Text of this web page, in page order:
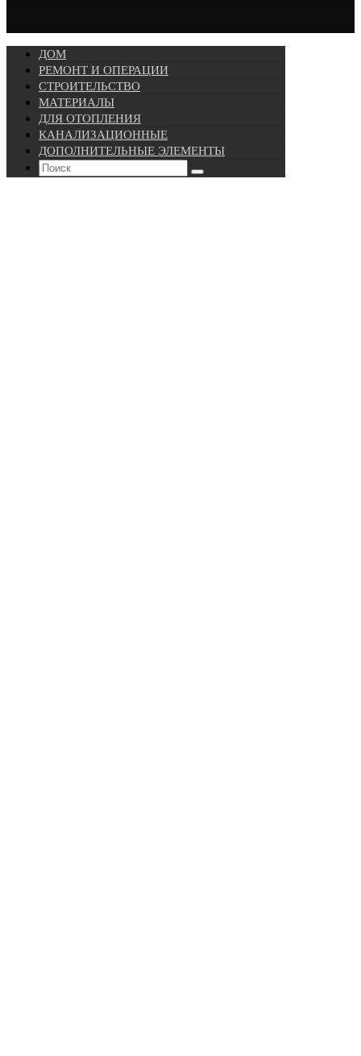
ДОМ
РЕМОНТ И ОПЕРАЦИИ
СТРОИТЕЛЬСТВО
МАТЕРИАЛЫ
ДЛЯ ОТОПЛЕНИЯ
КАНАЛИЗАЦИОННЫЕ
ДОПОЛНИТЕЛЬНЫЕ ЭЛЕМЕНТЫ